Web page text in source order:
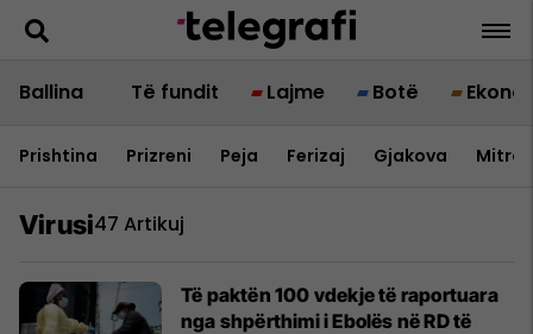
Ballina Të fundit Lajme Botë
Prishtina Prizreni Peja Ferizaj Gjakova
Virusi47 Artikuj
Të paktën 100 vdekje të raportuara
nga shpërthimi i Ebolës në RD të